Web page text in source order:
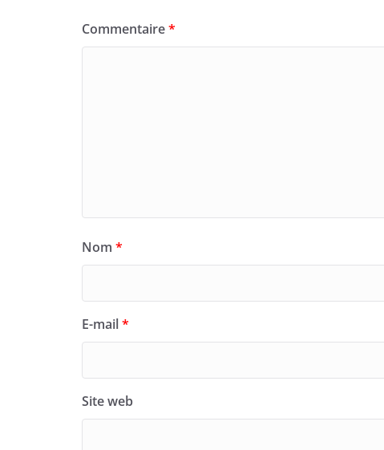
Commentaire*
Nom *
E-mail*
Site web